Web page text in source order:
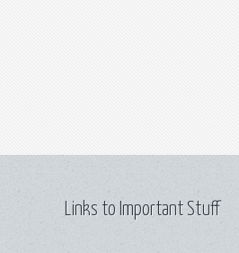
Links to Important Stuff